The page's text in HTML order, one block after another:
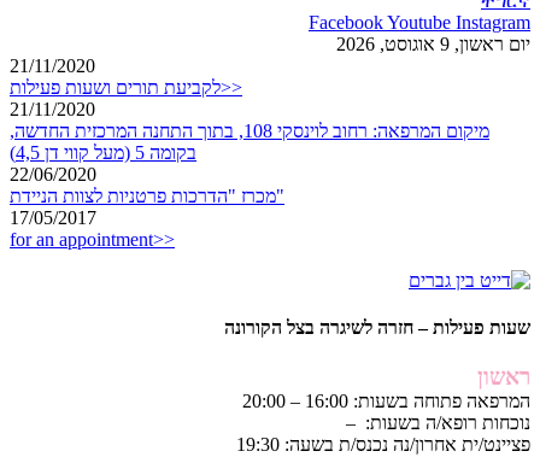
FacebookYoutube Instagram
יום ראשון, 9 אוגוסט, 2026
21/11/2020
לקביעת תורים ושעות פעילות>>
21/11/2020
מיקום המרפאה: רחוב לוינסקי 108, בתוך התחנה המרכזית החדשה,
בקומה 5 (מעל קווי דן 4,5)
22/06/2020
מכרז "הדרכות פרטניות לצוות הניידת"
17/05/2017
for an appointment>>
שעות פעילות – חזרה לשיגרה בצל הקורונה
ראשון
המרפאה פתוחה בשעות: 16:00 – 20:00
נוכחות רופא/ה בשעות: –
פציינט/ית אחרון/נה נכנס/ת בשעה: 19:30